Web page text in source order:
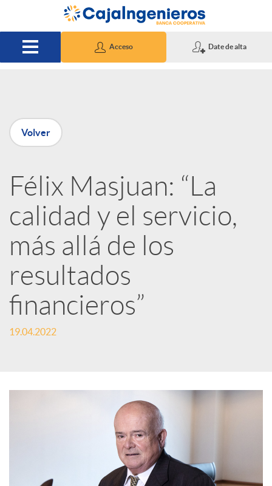
Saltar al contenido principal
Acceso Date de alta
P
u
b
l
i
c
d
Volver
Félix Masjuan: “La
calidad y el servicio,
más allá de los
resultados
financieros”
19.04.2022